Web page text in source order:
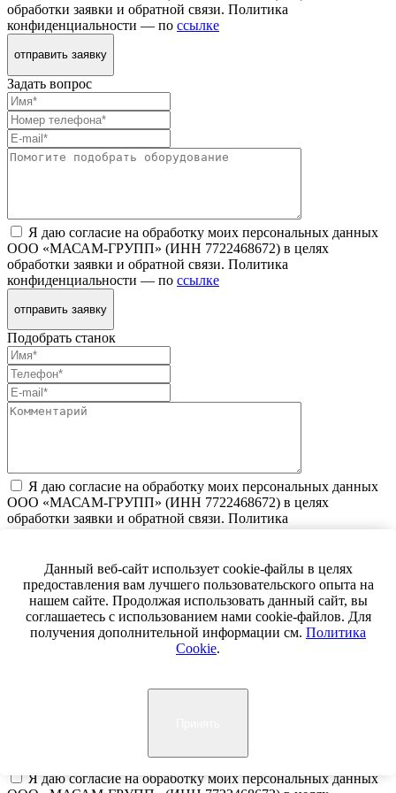
обработки заявки и обратной связи. Политика
конфиденциальности — по ссылке
отправить заявку
Задать вопрос
Я даю согласие на обработку моих персональных данных
ООО «МАСАМ-ГРУПП» (ИНН 7722468672) в целях
обработки заявки и обратной связи. Политика
конфиденциальности — по ссылке
отправить заявку
Подобрать станок
Я даю согласие на обработку моих персональных данных
ООО «МАСАМ-ГРУПП» (ИНН 7722468672) в целях
обработки заявки и обратной связи. Политика
конфиденциальности — поссылке
отправить заявку
Получить коммерческое предложение
Я даю согласие на обработку моих персональных данных
Данный веб-сайт использует cookie-файлы в целях
предоставления вам лучшего пользовательского опыта на
нашем сайте. Продолжая использовать данный сайт, вы
соглашаетесь с использованием нами cookie-файлов. Для
получения дополнительной информации см. Политика
Cookie.